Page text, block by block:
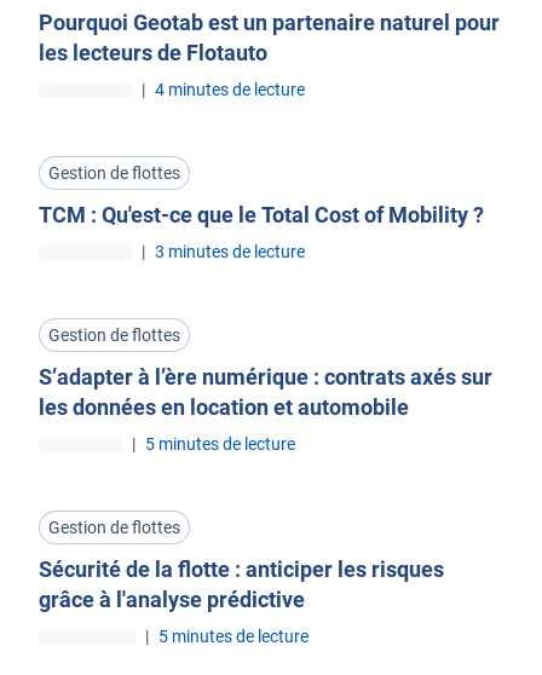
Pourquoi Geotab est un partenaire naturel pour
les lecteurs de Flotauto
| 4 minutes de lecture
Gestion de flottes
TCM : Qu'est-ce que le Total Cost of Mobility ?
| 3 minutes de lecture
Gestion de flottes
S’adapter à l’ère numérique : contrats axés sur
les données en location et automobile
| 5 minutes de lecture
Gestion de flottes
Sécurité de la flotte : anticiper les risques
grâce à l'analyse prédictive
| 5 minutes de lecture